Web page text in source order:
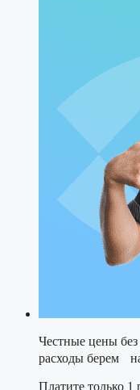
Честные цены
расходы берем
Платите только 1